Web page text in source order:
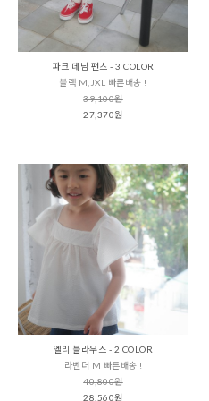
파크 데님 팬츠 - 3 COLOR
블랙 M,JXL 빠른배송 !
39,100원
27,370원
엘리 블라우스 - 2 COLOR
라벤더 M 빠른배송 !
40,800원
28,560원